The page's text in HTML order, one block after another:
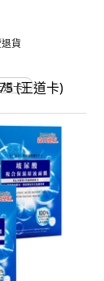
退貨
道卡)